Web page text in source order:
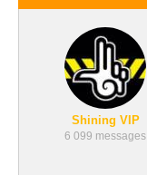
Shining VIP
6 099 messages